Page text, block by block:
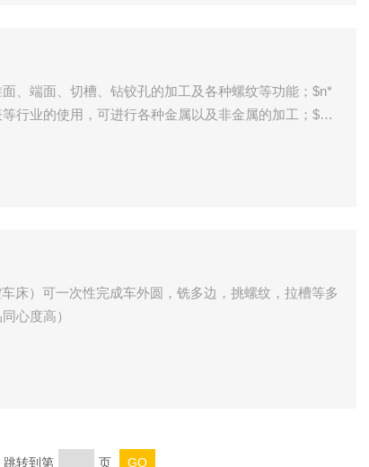
、端面、切槽、钻铰孔的加工及各种螺纹等功能；$n*
行业的使用，可进行各种金属以及非金属的加工；$n?
弹簧夹头，也可选配液压夹紧装置，方便，快捷、省
床）可一次性完成车外圆，铣多边，挑螺纹，拉槽等多
心度高）
转到第 页